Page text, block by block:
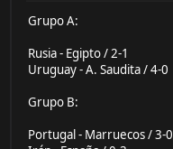
Grupo A:
Rusia - Egipto / 2-1
Uruguay - A. Saudita / 4-0
Grupo B:
Portugal - Marruecos / 3-0